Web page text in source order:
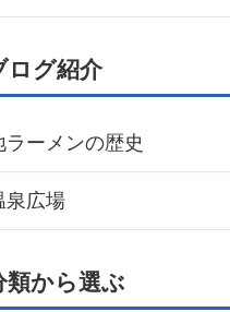
ログ紹介
ーメンの歴史
泉広場
類から選ぶ